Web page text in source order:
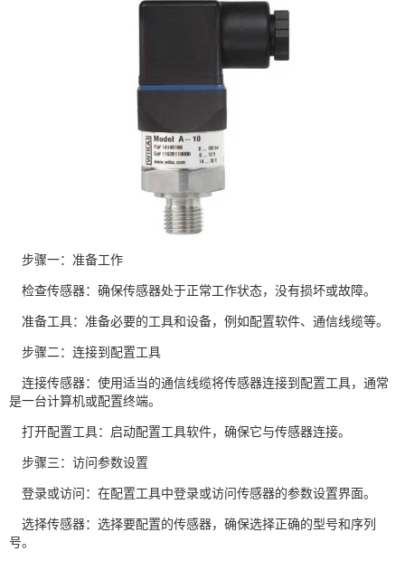
步骤一：准备工作
检查传感器：确保传感器处于正常工作状态，没有损坏或故障。
准备工具：准备必要的工具和设备，例如配置软件、通信线缆等。
步骤二：连接到配置工具
连接传感器：使用适当的通信线缆将传感器连接到配置工具，通常
是一台计算机或配置终端。
打开配置工具：启动配置工具软件，确保它与传感器连接。
步骤三：访问参数设置
登录或访问：在配置工具中登录或访问传感器的参数设置界面。
选择传感器：选择要配置的传感器，确保选择正确的型号和序列
号。